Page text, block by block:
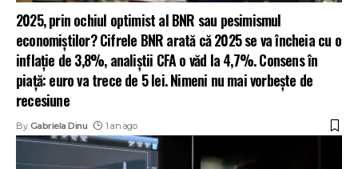
2025, prin ochiul optimist al BNR sau pesimismul
economiștilor? Cifrele BNR arată că 2025 se va încheia cu o
inflație de 3,8%, analiștii CFA o văd la 4,7%. Consens în
piață: euro va trece de 5 lei. Nimeni nu mai vorbește de
recesiune
By Gabriela Dinu 1 an ago